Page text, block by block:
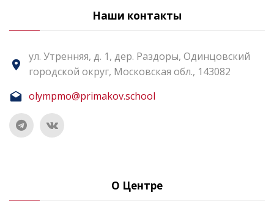
Наши контакты
ул. Утренняя, д. 1, дер. Раздоры, Одинцовский
городской округ, Московская обл., 143082
olympmo@primakov.school
О Центре